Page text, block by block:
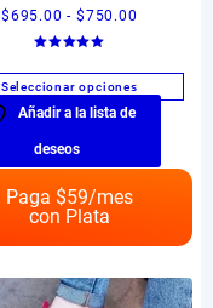
$695.00 - $750.00
desde
$695.00
$750.00
5.00
de 5
Seleccionar opciones
Este
tiene
múltiples
variantes.
se
Añadir a la lista de
deseos
Paga $59/mes
con Plata